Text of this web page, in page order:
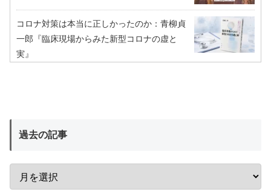
コロナ対策は本当に正しかったのか：青柳貞
一郎『臨床現場からみた新型コロナの虚と
実』
過去の記事